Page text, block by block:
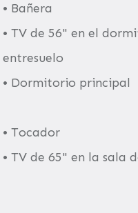
• Bañera
• TV de 56" en el
entresuelo
• Dormitorio principal
• Tocador
• TV de 65" en la sala